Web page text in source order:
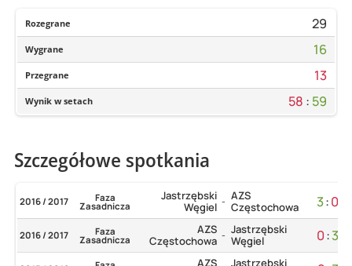
Rozegrane 29
Wygrane 16
Przegrane 13
Wynik w setach 58 : 59
Szczegółowe spotkania
2016 / 2017 Faza
Zasadnicza
Jastrzębski
Węgiel - AZS
Częstochowa
3:0
2016 / 2017 Faza
Zasadnicza
AZS
Częstochowa - Jastrzębski
Węgiel
0:3
AZS
Jastrzębski